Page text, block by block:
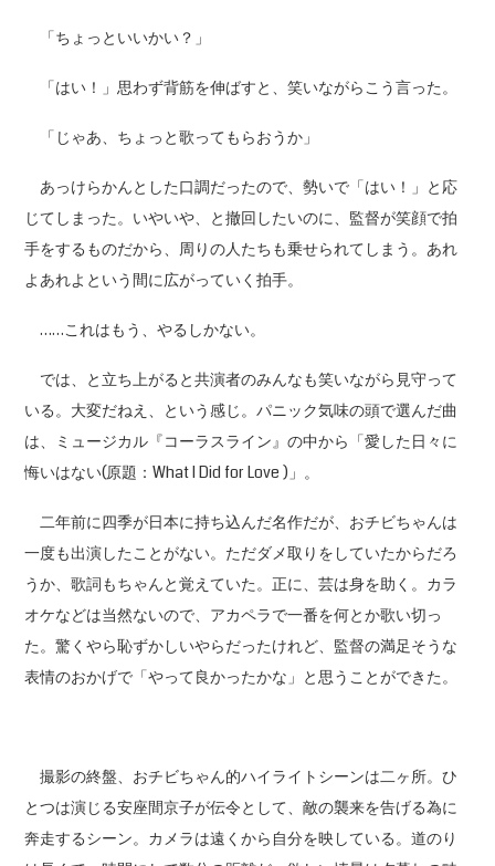
「ちょっといいかい？」
「はい！」思わず背筋を伸ばすと、笑いながらこう言った。
「じゃあ、ちょっと歌ってもらおうか」
あっけらかんとした口調だったので、勢いで「はい！」と応
じてしまった。いやいや、と撤回したいのに、監督が笑顔で拍
手をするものだから、周りの人たちも乗せられてしまう。あれ
よあれよという間に広がっていく拍手。
……これはもう、やるしかない。
では、と立ち上がると共演者のみんなも笑いながら見守って
いる。大変だねえ、という感じ。パニック気味の頭で選んだ曲
は、ミュージカル『コーラスライン』の中から「愛した日々に
悔いはない(原題：What I Did for Love )」。
二年前に四季が日本に持ち込んだ名作だが、おチビちゃんは
一度も出演したことがない。ただダメ取りをしていたからだろ
うか、歌詞もちゃんと覚えていた。正に、芸は身を助く。カラ
オケなどは当然ないので、アカペラで一番を何とか歌い切っ
た。驚くやら恥ずかしいやらだったけれど、監督の満足そうな
表情のおかげで「やって良かったかな」と思うことができた。
撮影の終盤、おチビちゃん的ハイライトシーンは二ヶ所。ひ
とつは演じる安座間京子が伝令として、敵の襲来を告げる為に
奔走するシーン。カメラは遠くから自分を映している。道のり